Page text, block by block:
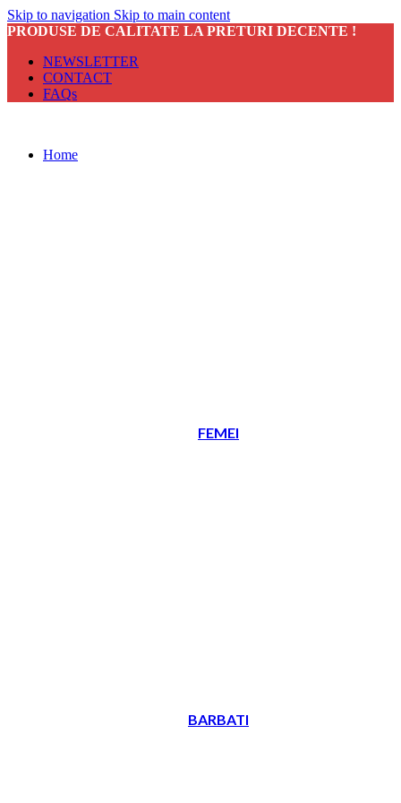
Skip to navigation Skip to main content
PRODUSE DE CALITATE LA PRETURI DECENTE !
NEWSLETTER
CONTACT
FAQs
Home
FEMEI
BARBATI